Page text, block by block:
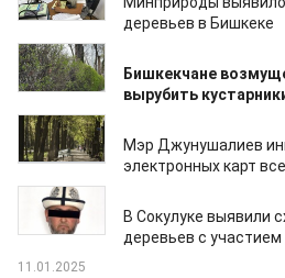
деревьев в Бишкеке
07.07.2026
Бишкекчане
вырубить
25.03.2026
Мэр Джунушалиев
электронных карт
04.06.2025
В Сокулуке выявили
деревьев с участием
11.01.2025